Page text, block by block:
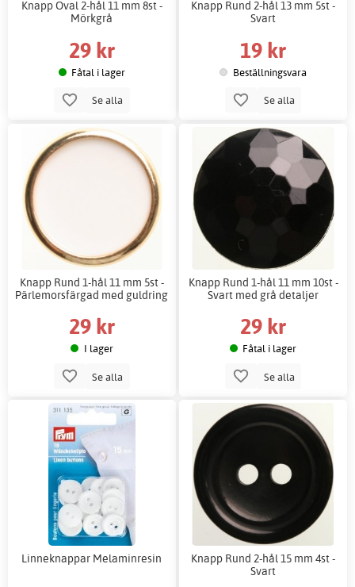
Knapp Oval 2-hål 11 mm 8st -
Mörkgrå
29 kr
Fåtal i lager
Se alla
Knapp Rund 2-hål 13 mm 5st -
Svart
19 kr
Beställningsvara
Se alla
Knapp Rund 1-hål 11 mm 5st -
Pärlemorsfärgad med guldring
29 kr
I lager
Se alla
Knapp Rund 1-hål 11 mm 10st -
Svart med grå detaljer
29 kr
Fåtal i lager
Se alla
Linneknappar Melaminresin
Knapp Rund 2-hål 15 mm 4st -
Svart